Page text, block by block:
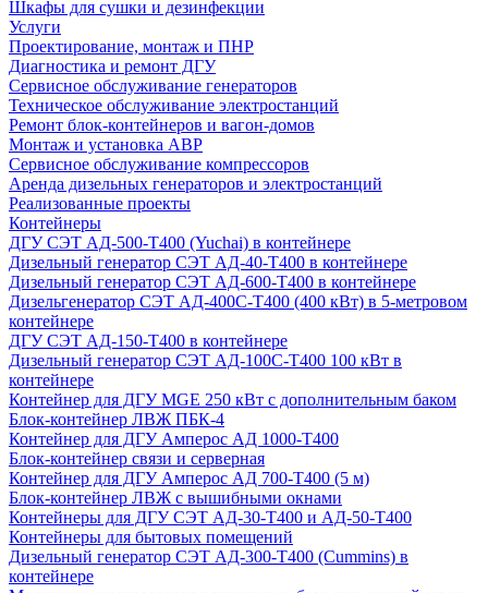
Шкафы для сушки и дезинфекции
Услуги
Проектирование, монтаж и ПНР
Диагностика и ремонт ДГУ
Сервисное обслуживание генераторов
Техническое обслуживание электростанций
Ремонт блок-контейнеров и вагон-домов
Монтаж и установка АВР
Сервисное обслуживание компрессоров
Аренда дизельных генераторов и электростанций
Реализованные проекты
Контейнеры
ДГУ СЭТ АД-500-Т400 (Yuchai) в контейнере
Дизельный генератор СЭТ АД-40-Т400 в контейнере
Дизельный генератор СЭТ АД-600-Т400 в контейнере
Дизельгенератор СЭТ АД-400С-Т400 (400 кВт) в 5-метровом
контейнере
ДГУ СЭТ АД-150-Т400 в контейнере
Дизельный генератор СЭТ АД-100С-Т400 100 кВт в
контейнере
Контейнер для ДГУ MGE 250 кВт с дополнительным баком
Блок-контейнер ЛВЖ ПБК-4
Контейнер для ДГУ Амперос АД 1000-Т400
Блок-контейнер связи и серверная
Контейнер для ДГУ Амперос АД 700-Т400 (5 м)
Блок-контейнер ЛВЖ с вышибными окнами
Контейнеры для ДГУ СЭТ АД-30-Т400 и АД-50-Т400
Контейнеры для бытовых помещений
Дизельный генератор СЭТ АД-300-Т400 (Cummins) в
контейнере